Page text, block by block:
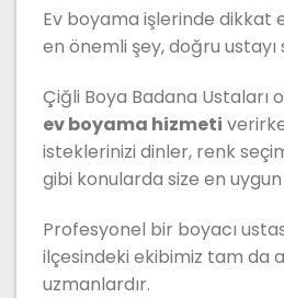
Ev boyama işlerinde dikkat
en önemli şey, doğru ustayı
Çiğli Boya Badana Ustaları
ev boyama hizmeti
isteklerinizi dinler, renk
gibi konularda size en
Profesyonel bir boyacı
ilçesindeki ekibimiz tam da
uzmanlardır.